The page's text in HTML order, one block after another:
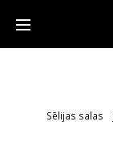
Sēlijas salas